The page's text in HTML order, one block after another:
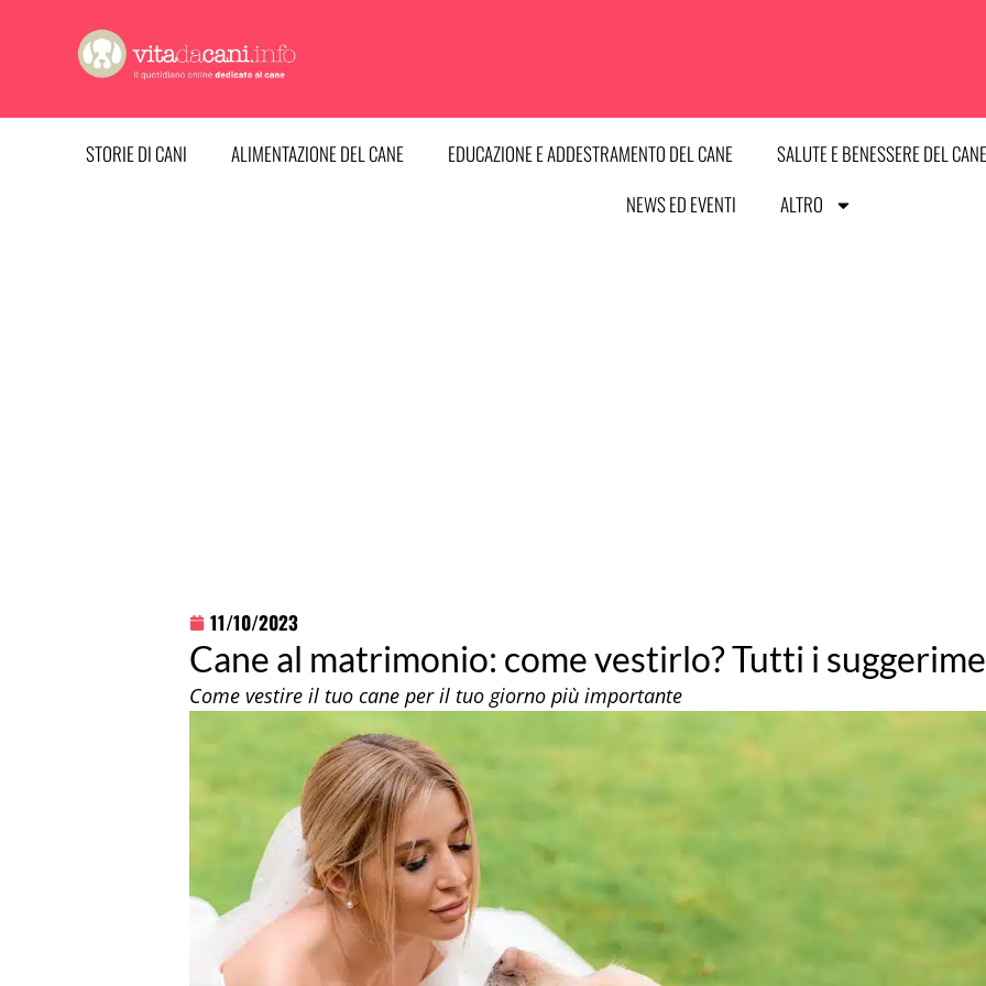
contenuto
STORIE DI CANI ALIMENTAZIONE DEL CANE EDUCAZIONE E ADDESTRAMENTO DEL CANE
SALUTE E BENESSERE DEL CANE
NEWS ED EVENTI
ALTRO
11/10/2023
Cane al matrimonio: come vestirlo? Tutti i
Come vestire il tuo cane per il tuo giorno più importante